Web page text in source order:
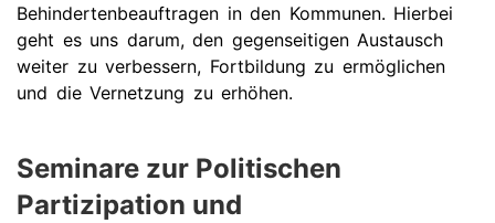
Behindertenbeauftragen in den Kommunen. Hierbei
geht es uns darum, den gegenseitigen Austausch
weiter zu verbessern, Fortbildung zu ermöglichen
und die Vernetzung zu erhöhen.
Seminare zur Politischen
Partizipation und